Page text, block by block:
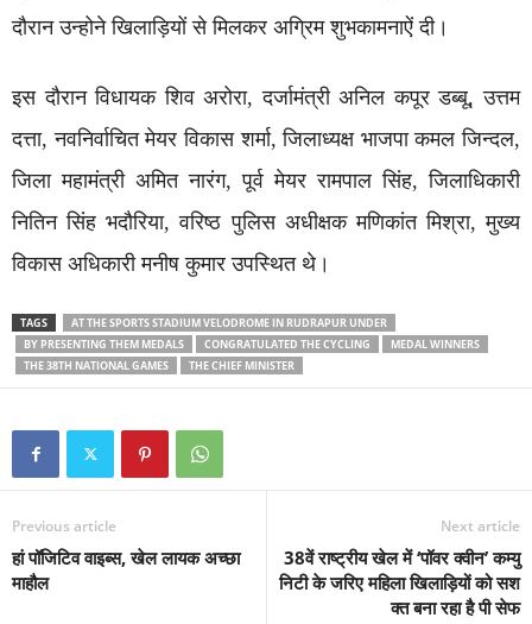
दौरान उन्होने खिलाड़ियों से मिलकर अग्रिम शुभकामनाऐं दी।
इस दौरान विधायक शिव अरोरा, दर्जामंत्री अनिल कपूर डब्बू, उत्तम
दत्ता, नवनिर्वाचित मेयर विकास शर्मा, जिलाध्यक्ष भाजपा कमल जिन्दल,
जिला महामंत्री अमित नारंग, पूर्व मेयर रामपाल सिंह, जिलाधिकारी
नितिन सिंह भदौरिया, वरिष्ठ पुलिस अधीक्षक मणिकांत मिश्रा, मुख्य
विकास अधिकारी मनीष कुमार उपस्थित थे।
TAGS
AT THE SPORTS STADIUM VELODROME IN RUDRAPUR UNDER
BY PRESENTING THEM MEDALS
CONGRATULATED THE CYCLING
MEDAL WINNERS
THE 38TH NATIONAL GAMES
THE CHIEF MINISTER
Previous article
हां पॉजिटिव वाइब्स, खेल लायक अच्छा
माहौल
Next article
38वें राष्ट्रीय खेल में ‘पॉवर क्वीन’ कम्यु
निटी के जरिए महिला खिलाड़ियों को सश
क्त बना रहा है पी सेफ